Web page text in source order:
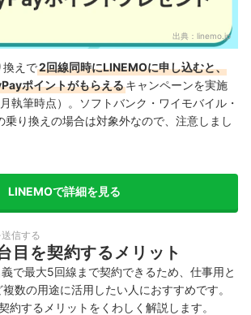
出典： linemo.jp
換えで2回線同時にLINEMOに申し込むと、
ポイントがもらえるキャンペーンを実施
執筆時点）。ソフトバンク・ワイモバイル・
乗り換えの場合は対象外なので、注意しまし
LINEMOで詳細を見る
信する
目を契約するメリット
で最大5回線まで契約できるため、仕事用と
数の用途に活用したい人におすすめです。
約するメリットをくわしく解説します。